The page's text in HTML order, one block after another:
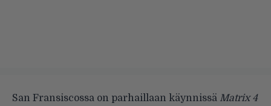
San Fransiscossa on parhaillaan käynnissä Matrix 4